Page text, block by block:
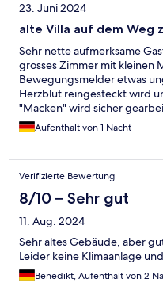
23. Juni 2024
alte Villa auf dem Weg
Sehr nette aufmerksame
grosses Zimmer mit kleinen
Bewegungsmelder etwas
Herzblut reingesteckt wird
"Macken" wird sicher
Aufenthalt von 1 Nacht
Verifizierte Bewertung
8/10 – Sehr gut
11. Aug. 2024
Sehr altes Gebäude, aber
Leider keine Klimaanlage
Benedikt, Aufenthalt von 2